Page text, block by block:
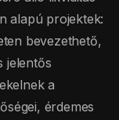
alapú projektek:
bevezethető,
jelentős
a
érdemes